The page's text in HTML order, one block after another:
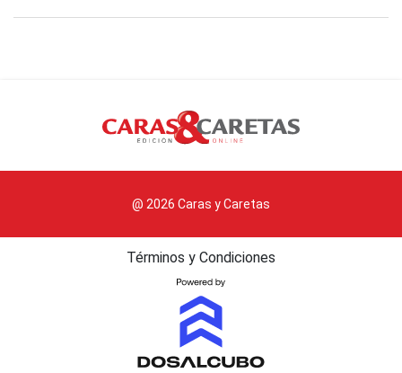
@ 2026 Caras y Caretas
Términos y Condiciones